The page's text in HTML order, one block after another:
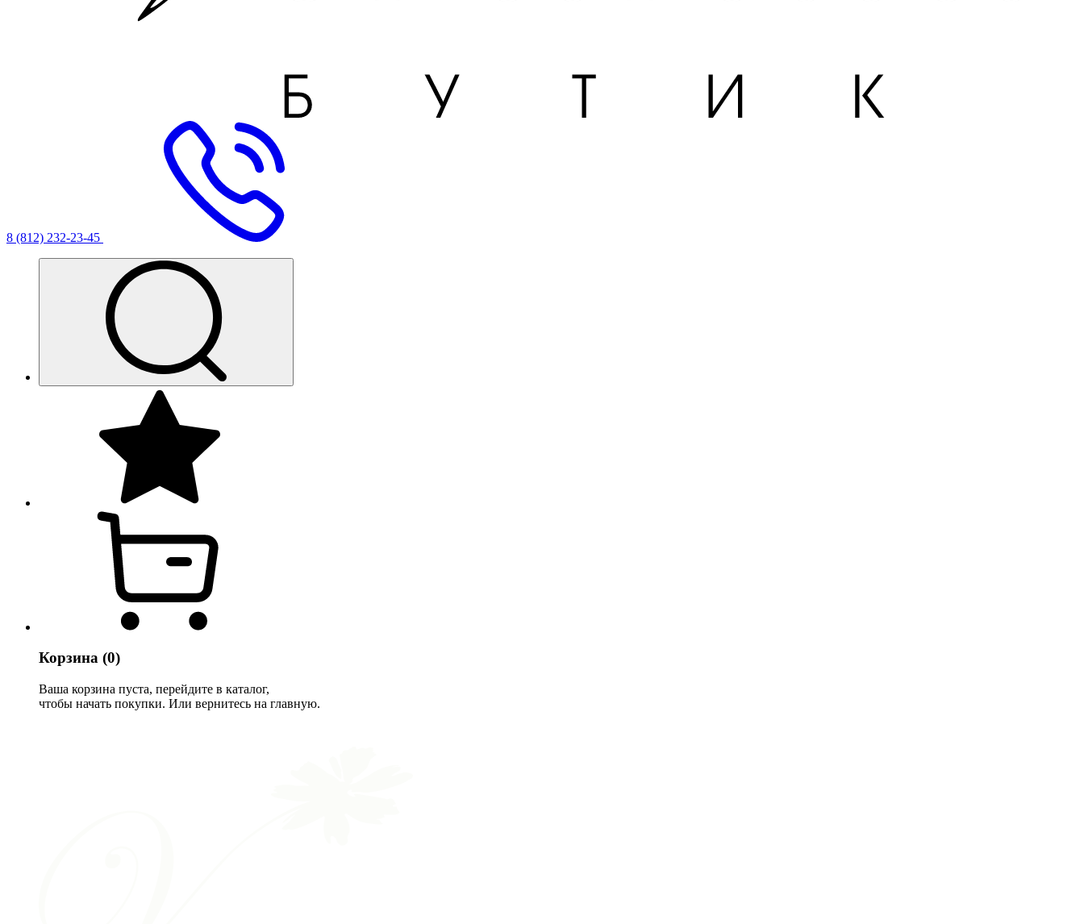
8 (812) 232-23-45
Корзина (0)
Ваша корзина пуста, перейдите в каталог,
чтобы начать покупки. Или вернитесь на главную.